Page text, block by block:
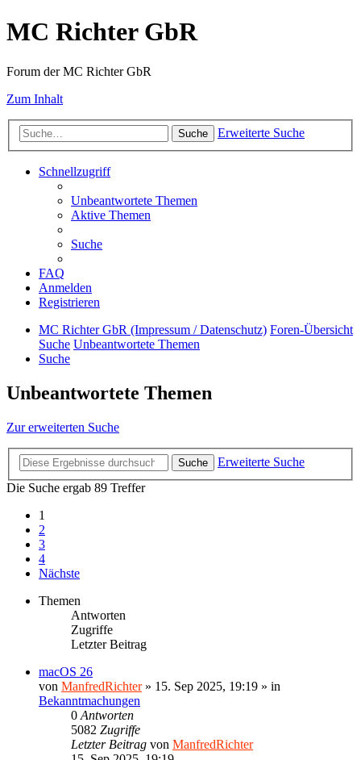
MC Richter GbR
Forum der MC Richter GbR
Zum Inhalt
Suche Erweiterte Suche
Schnellzugriff
Unbeantwortete Themen
Aktive Themen
Suche
FAQ
Anmelden
Registrieren
MC Richter GbR (Impressum / Datenschutz) Foren-Übersicht
Suche Unbeantwortete Themen
Suche
Unbeantwortete Themen
Zur erweiterten Suche
Suche
Erweiterte Suche
Die Suche ergab 89 Treffer
1
2
3
4
Nächste
Themen
Antworten
Zugriffe
Letzter Beitrag
macOS 26
von ManfredRichter» 15. Sep 2025, 19:19 » in
Bekanntmachungen
0 Antworten
5082 Zugriffe
Letzter Beitrag von ManfredRichter